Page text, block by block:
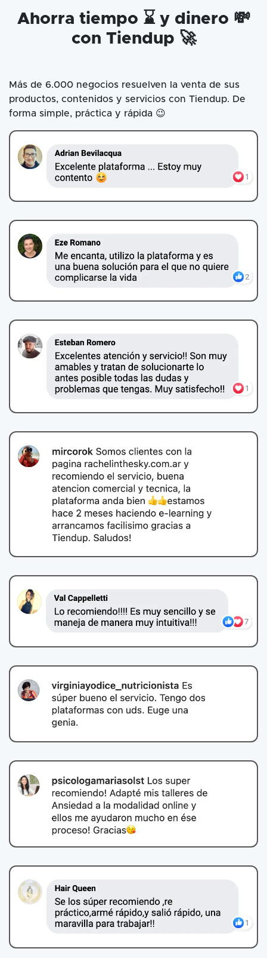
Ahorra tiempo ⌛ y dinero 💸
con Tiendup 🚀
Más de 6.000 negocios resuelven la venta de sus
productos, contenidos y servicios con Tiendup. De
forma simple, práctica y rápida 😉